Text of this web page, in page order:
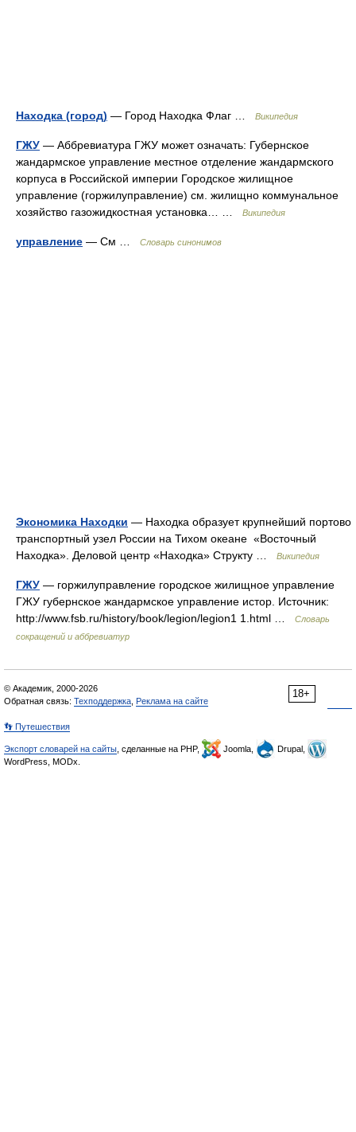
Находка (город) — Город Находка Флаг … Википедия
ГЖУ — Аббревиатура ГЖУ может означать: Губернское
жандармское управление местное отделение жандармского
корпуса в Российской империи Городское жилищное
управление (горжилуправление) см. жилищно коммунальное
хозяйство газожидкостная установка… …
Википедия
управление — См … Словарь синонимов
Экономика Находки — Находка образует крупнейший портово
транспортный узел России на Тихом океане «Восточный
Находка». Деловой центр «Находка» Структу …
Википедия
ГЖУ — горжилуправление городское жилищное управление
ГЖУ губернское жандармское управление истор. Источник:
http://www.fsb.ru/history/book/legion/legion1 1.html …
Словарь
сокращений и аббревиатур
18+
© Академик, 2000-2026
Обратная связь: Техподдержка Реклама на сайте
👣 Путешествия
Экспорт словарей на сайты , сделанные на PHP, Joomla,
Drupal,
WordPress, MODx.